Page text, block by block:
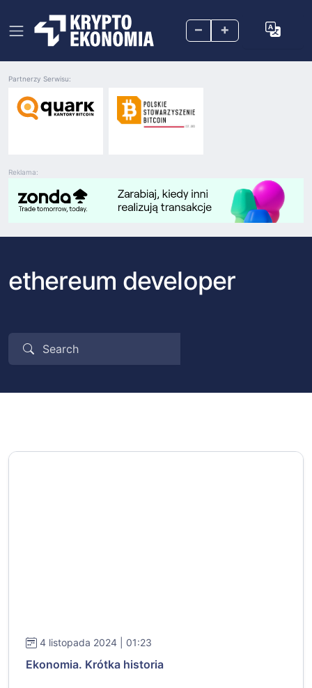
– +
Reklama:
Partnerzy Serwisu:
ethereum developer
4 listopada 2024 | 01:23
Ekonomia. Krótka historia